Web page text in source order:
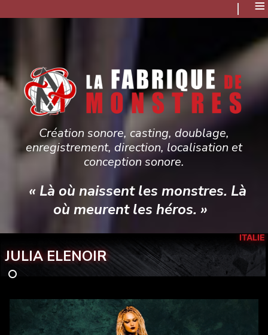
≡
Création sonore, casting, doublage,
enregistrement, direction, localisation et
conception sonore.
« Là où naissent les monstres. Là
où meurent les héros. »
JULIA ELENOIR
ITALIE